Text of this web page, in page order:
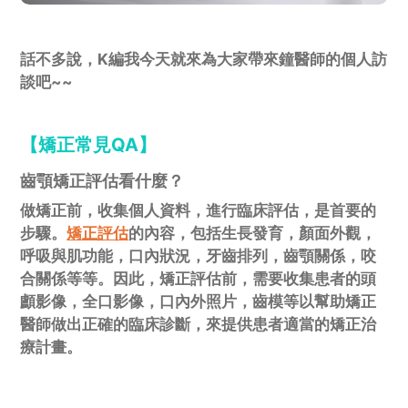
話不多說，K編我今天就來為大家帶來鐘醫師的個人訪
談吧~~
【矯正常見QA】
齒顎矯正評估看什麼？
做矯正前，收集個人資料，進行臨床評估，是首要的
步驟。矯正評估的內容，包括生長發育，顏面外觀，
呼吸與肌功能，口內狀況，牙齒排列，齒顎關係，咬
合關係等等。因此，矯正評估前，需要收集患者的頭
顱影像，全口影像，口內外照片，齒模等以幫助矯正
醫師做出正確的臨床診斷，來提供患者適當的矯正治
療計畫。